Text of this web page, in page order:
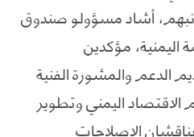
أشاد مسؤولو صندوق
اليمنية، مؤكدين
الدعم والمشورة الفنية
اليمني وتطوير
الإصلاحات